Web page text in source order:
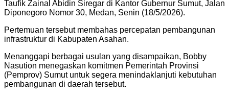
Taufik Zainal Abidin Siregar di Kantor Gubernur Sumut, Jalan
Diponegoro Nomor 30, Medan, Senin (18/5/2026).
Pertemuan tersebut membahas percepatan pembangunan
infrastruktur di Kabupaten Asahan.
Menanggapi berbagai usulan yang disampaikan, Bobby
Nasution menegaskan komitmen Pemerintah Provinsi
(Pemprov) Sumut untuk segera menindaklanjuti kebutuhan
pembangunan di daerah tersebut.